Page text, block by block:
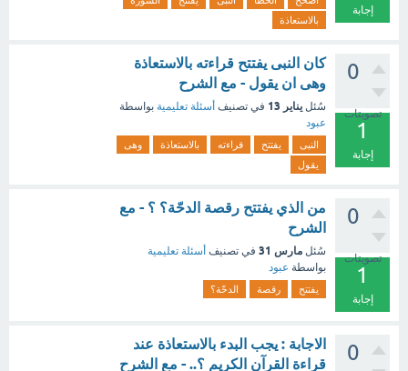
إجابة
بالاستعاذة
0
تصويتات
1
إجابة
كان النبى يفتتح قراءته بالاستعاذة
وهى ان يقول - مع الشرح
سُئل يناير 13 في تصنيف أسئلة تعليمية بواسطة
عبود
النبى يفتتح قراءته بالاستعاذة
وهى
يقول
0
تصويتات
1
إجابة
من الذي يفتتح رقصة الدحّة؟ ؟ - مع
الشرح
سُئل مارس 31 في تصنيف أسئلة تعليمية
بواسطة عبود
يفتتح رقصة الدحّة؟
0
الاجابة : يجب البدء بالاستعاذة عند
قراءة القرآن الكريم ؟.. - مع الشرح